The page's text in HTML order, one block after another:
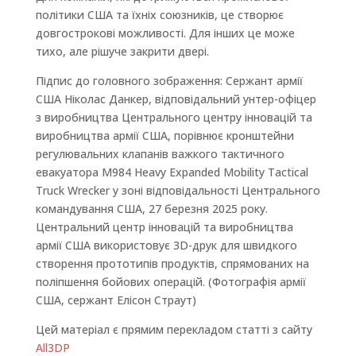
політики США та їхніх союзників, це створює
довгострокові можливості. Для інших це може
тихо, але рішуче закрити двері.
Підпис до головного зображення: Сержант армії
США Ніколас Данкер, відповідальний унтер-офіцер
з виробництва Центрального центру інновацій та
виробництва армії США, порівнює кронштейни
регулювальних клапанів важкого тактичного
евакуатора M984 Heavy Expanded Mobility Tactical
Truck Wrecker у зоні відповідальності Центрального
командування США, 27 березня 2025 року.
Центральний центр інновацій та виробництва
армії США використовує 3D-друк для швидкого
створення прототипів продуктів, спрямованих на
поліпшення бойових операцій. (Фотографія армії
США, сержант Елісон Страут)
Цей матеріал є прямим перекладом статті з сайту
All3DP